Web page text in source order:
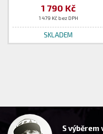
1 790 Kč
1 479 Kč bez DPH
SKLADEM
S výběrem